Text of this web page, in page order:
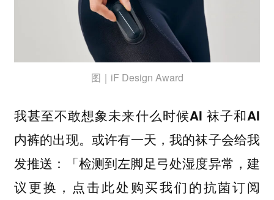
图｜iF Design Award
我甚至不敢想象未来什么时候AI 袜子和AI
内裤的出现。或许有一天，我的袜子会给我
发推送：「检测到左脚足弓处湿度异常，建
议更换，点击此处购买我们的抗菌订阅